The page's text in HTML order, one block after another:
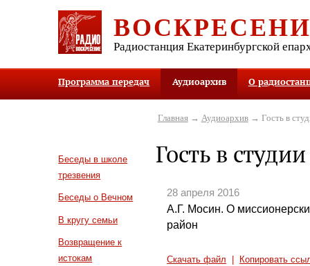
Радиостанция Екатеринбургской
Программа передач Аудиоархив О
Беседы в школе
трезвения
Беседы о Вечном
В кругу семьи
Возвращение к
истокам
Главная→ Аудиоархив→ Гость в
Гость в студии
28 апреля 2016
А.Г. Мосин. О
район
Скачать файл Копировать